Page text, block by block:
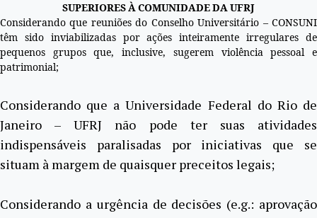
SUPERIORES À COMUNIDADE DA UFRJ
Considerando que reuniões do Conselho Universitário – CONSUNI
têm sido inviabilizadas por ações inteiramente irregulares de
pequenos grupos que, inclusive, sugerem violência pessoal e
patrimonial;
Considerando que a Universidade Federal do Rio de
Janeiro – UFRJ não pode ter suas atividades
indispensáveis paralisadas por iniciativas que se
situam à margem de quaisquer preceitos legais;
Considerando a urgência de decisões (e.g.: aprovação